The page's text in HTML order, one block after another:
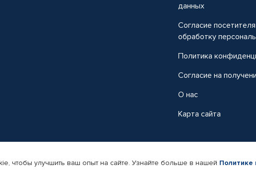
данных
Согласие
обработку
Политика
Согласие на
О нас
Карта сайта
Интернет-магазин автомобильных товаров Автопрофи.
чтобы улучшить ваш опыт на сайте. Узнайте больше в нашей Политике